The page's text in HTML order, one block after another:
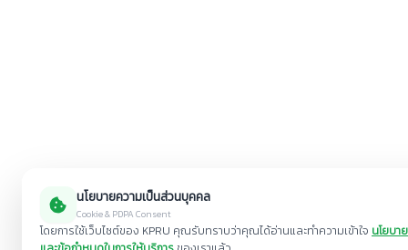
นโยบายความเป็นส่วนบุคคล
Cookie & PDPA Consent
โดยการใช้เว็บไซต์ของ KPRU คุณรับทราบว่าคุณได้อ่านและทำความเข้าใจ นโยบา